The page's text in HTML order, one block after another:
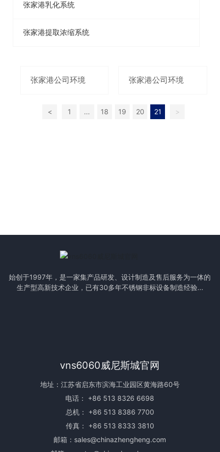
张家港乳化系统
张家港提取浓缩系统
张家港公司环境 张家港公司环境
< 1 ... 18 19 20 21 >
始创于1997年，是一家集产品研发、设计制造及售后服务为一体的
生产型高新技术企业，已有30多年不锈钢非标设备制造经验...
vns6060威尼斯城官网
地址：江苏省启东市滨海工业园区黄海路60号
电话： +86 513 8326 6698
总机： +86 513 8386 7700
传真： +86 513 8333 3810
邮箱： sales@chinazhengheng.com